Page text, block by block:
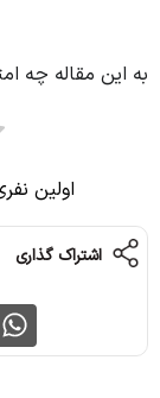
به این مقاله چه
اولین
اشتراک گذاری